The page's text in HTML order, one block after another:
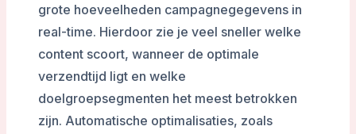
grote hoeveelheden campagnegegevens in
real-time. Hierdoor zie je veel sneller welke
content scoort, wanneer de optimale
verzendtijd ligt en welke
doelgroepsegmenten het meest betrokken
zijn. Automatische optimalisaties, zoals